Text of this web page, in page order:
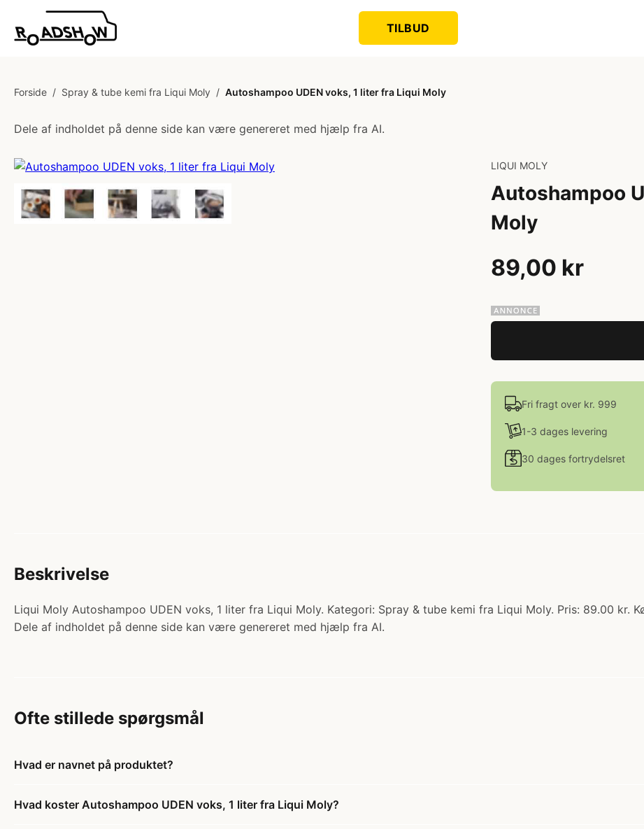
TILBUD
Forside / Spray & tube kemi fra Liqui Moly / Autoshampoo UDEN voks, 1 liter fra Liqui Moly
Dele af indholdet på denne side kan være genereret med hjælp fra AI.
LIQUI MOLY
Autoshampoo
Moly
89,00 kr
Fri fragt over kr. 999
1-3 dages levering
30 dages fortrydelsret
Beskrivelse
Liqui Moly Autoshampoo UDEN voks, 1 liter fra Liqui Moly. Kategori: Spray & tube kemi fra Liqui Moly. Pris: 89.00 kr.
Dele af indholdet på denne side kan være genereret med hjælp fra AI.
Ofte stillede spørgsmål
Hvad er navnet på produktet?
Hvad koster Autoshampoo UDEN voks, 1 liter fra Liqui Moly?